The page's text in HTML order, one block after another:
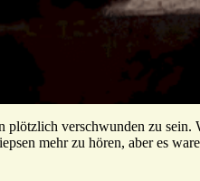
verschwunden zu
mehr zu hören, aber es